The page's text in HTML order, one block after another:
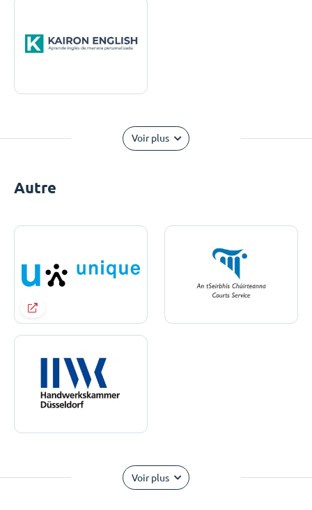
Voir plus
Autre
Voir plus